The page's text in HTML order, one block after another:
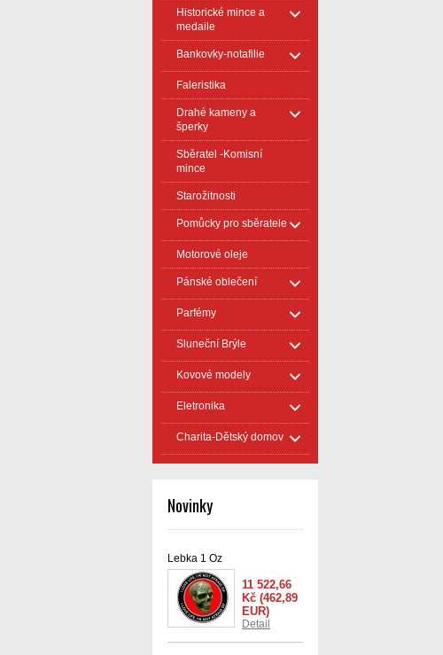
Historické mince a
medaile
Bankovky-notafilie
Faleristika
Drahé kameny a
šperky
Sběratel -Komisní
mince
Starožitnosti
Pomůcky pro sběratele
Motorové oleje
Pánské oblečení
Parfémy
Sluneční Brýle
Kovové modely
Eletronika
Charita-Dětský domov
Novinky
Lebka 1 Oz
11 522,66
Kč (462,89
EUR)
Detail